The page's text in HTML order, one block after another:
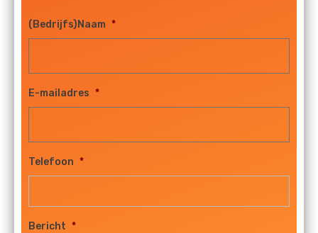
(Bedrijfs)Naam *
E-mailadres *
Telefoon *
Bericht *